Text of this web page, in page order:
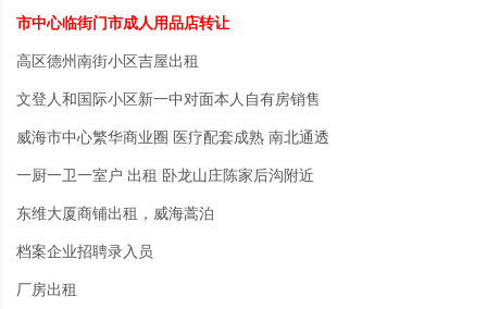
市中心临街门市成人用品店转让
高区德州南街小区吉屋出租
文登人和国际小区新一中对面本人自有房销售
威海市中心繁华商业圈 医疗配套成熟 南北通透
一厨一卫一室户 出租 卧龙山庄陈家后沟附近
东维大厦商铺出租，威海蒿泊
档案企业招聘录入员
厂房出租